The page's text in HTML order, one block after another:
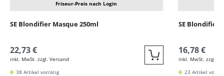
Friseur-Preis nach Login
SE Blondifier Masque 250ml
22,73 €
inkl. MwSt. zzgl. Versand Quickbuy
38 Artikel vorrätig
SE Blondifier
16,78 €
inkl. MwSt. zzgl.
23 Artikel